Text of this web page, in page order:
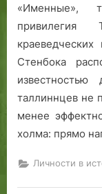
«Именные»,
Стенбока
таллиннцев не
менее
холма: прямо
Личности в